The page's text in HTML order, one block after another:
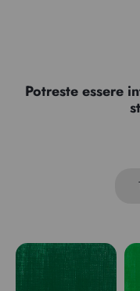
Potreste essere